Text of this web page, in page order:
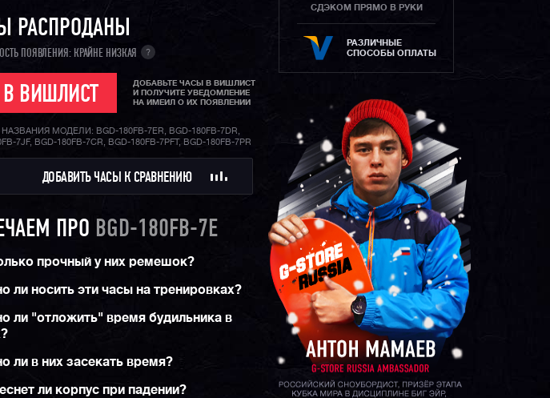
РАСПРОДАНЫ
ПОЯВЛЕНИЯ: КРАЙНЕ НИЗКАЯ ?
В ВИШЛИСТ
ДОБАВЬТЕ ЧАСЫ В ВИШЛИСТ
И ПОЛУЧИТЕ УВЕДОМЛЕНИЕ
НА ИМЕИЛ О ИХ ПОЯВЛЕНИИ
МОДЕЛИ: BGD-180FB-7ER, BGD-180FB-7DR,
7JF, BGD-180FB-7CR, BGD-180FB-7PFT, BGD-180FB-7PR
ДОБАВИТЬ ЧАСЫ К СРАВНЕНИЮ
ПРО BGD-180FB-7E
прочный у них ремешок?
ли носить эти часы на тренировках?
ли "отложить" время будильника в
ли в них засекать время?
ли корпус при падении?
СДЭКОМ ПРЯМО В РУКИ
РАЗЛИЧНЫЕ
СПОСОБЫ ОПЛАТЫ